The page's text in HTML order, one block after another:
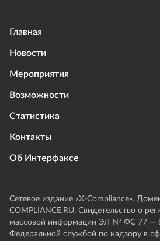
Главная
Новости
Мероприятия
Возможности
Статистика
Контакты
Об Интерфаксе
Сетевое издание «Х-Compliance».
COMPLIANCE.RU. Свидетельство о
массовой информации ЭЛ № ФС 77 —
Федеральной службой по надзору в